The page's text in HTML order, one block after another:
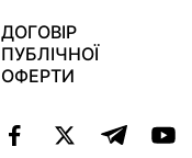
ДОГОВІР
ПУБЛІЧНОЇ
ОФЕРТИ